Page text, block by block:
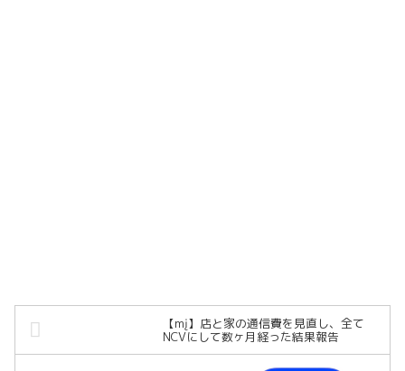
【mį】店と家の通信費を見直し、全て
NCVにして数ヶ月経った結果報告